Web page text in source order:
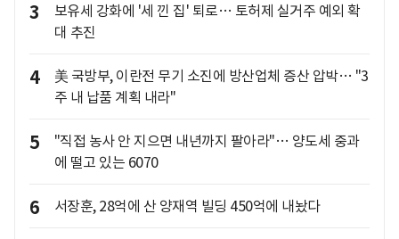
3
보유세 강화에 '세 낀 집' 퇴로… 토허제 실거주 예외 확
대 추진
4
美 국방부, 이란전 무기 소진에 방산업체 증산 압박… "3
주 내 납품 계획 내라"
5
"직접 농사 안 지으면 내년까지 팔아라"… 양도세 중과
에 떨고 있는 6070
6 서장훈, 28억에 산 양재역 빌딩 450억에 내놨다